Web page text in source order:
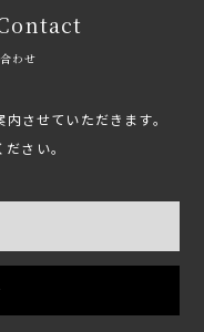
わせ
させていただきます。
さい。